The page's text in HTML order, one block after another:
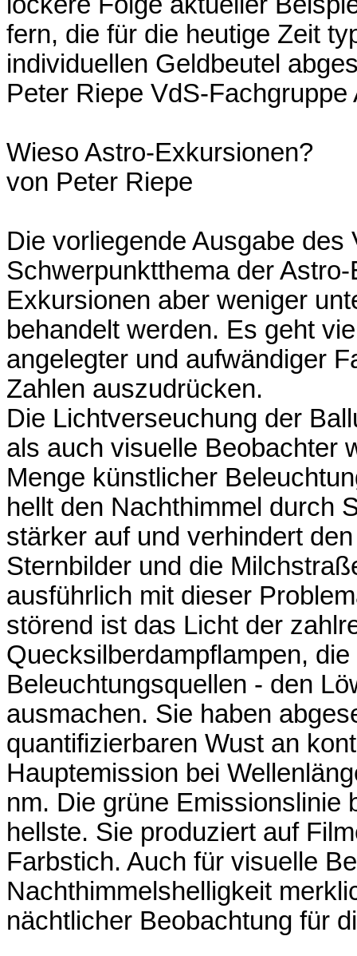
fern, die für die heutige Zeit
individuellen Geldbeutel
Peter Riepe VdS-Fachgruppe
Wieso Astro-Exkursionen?
von Peter Riepe
Die vorliegende Ausgabe
Schwerpunktthema der
Exkursionen aber weniger
behandelt werden. Es geht
angelegter und aufwändiger
Zahlen auszudrücken.
Die Lichtverseuchung der
als auch visuelle Beobachter
Menge künstlicher
hellt den Nachthimmel durch
stärker auf und verhindert
Sternbilder und die
ausführlich mit dieser
störend ist das Licht der
Quecksilberdampflampen,
Beleuchtungsquellen - den
ausmachen. Sie haben
quantifizierbaren Wust an
Hauptemission bei
nm. Die grüne Emissionslinie
hellste. Sie produziert auf
Farbstich. Auch für visuelle
Nachthimmelshelligkeit
nächtlicher Beobachtung für